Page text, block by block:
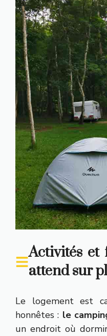
Activités et
attend sur
Le logement est
honnêtes : le
un endroit où